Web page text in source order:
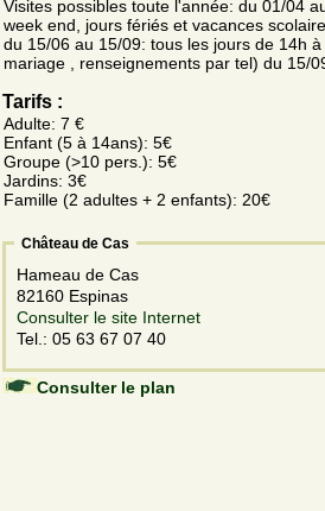
Visites possibles toute l'année: du 01/04
week end, jours fériés et vacances
du 15/06 au 15/09: tous les jours de 14h
mariage , renseignements par tel) du 15/
Tarifs :
Adulte: 7 €
Enfant (5 à 14ans): 5€
Groupe (>10 pers.): 5€
Jardins: 3€
Famille (2 adultes + 2 enfants): 20€
Château de Cas
Hameau de Cas
82160 Espinas
Consulter le site Internet
Tel.: 05 63 67 07 40
Consulter le plan